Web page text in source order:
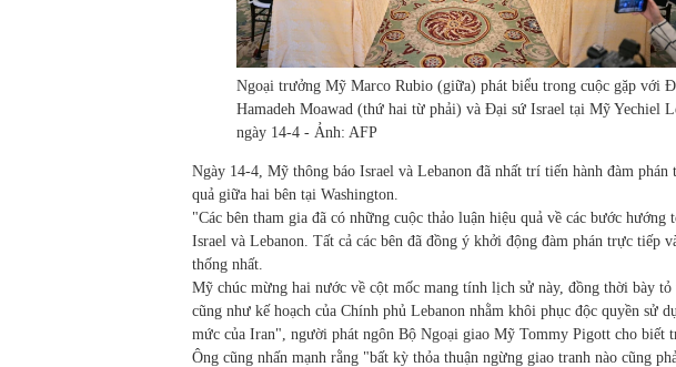
Ngoại trưởng Mỹ Marco Rubio (giữa) phát biểu trong cuộc gặp với
Hamadeh Moawad (thứ hai từ phải) và Đại sứ Israel tại Mỹ Yechiel
ngày 14-4 - Ảnh: AFP
Ngày 14-4, Mỹ thông báo Israel và Lebanon đã nhất trí tiến hành đàm phán
quả giữa hai bên tại Washington.
"Các bên tham gia đã có những cuộc thảo luận hiệu quả về các bước
Israel và Lebanon. Tất cả các bên đã đồng ý khởi động đàm phán trực tiếp
thống nhất.
Mỹ chúc mừng hai nước về cột mốc mang tính lịch sử này, đồng thời bày tỏ
cũng như kế hoạch của Chính phủ Lebanon nhằm khôi phục độc quyền sử
mức của Iran", người phát ngôn Bộ Ngoại giao Mỹ Tommy Pigott cho biết
Ông cũng nhấn mạnh rằng "bất kỳ thỏa thuận ngừng giao tranh nào cũng